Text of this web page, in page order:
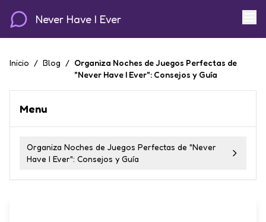
Never Have I Ever
Inicio / Blog / Organiza Noches de Juegos Perfectas de
"Never Have I Ever": Consejos y Guía
Menu
Organiza Noches de Juegos Perfectas de "Never
Have I Ever": Consejos y Guía